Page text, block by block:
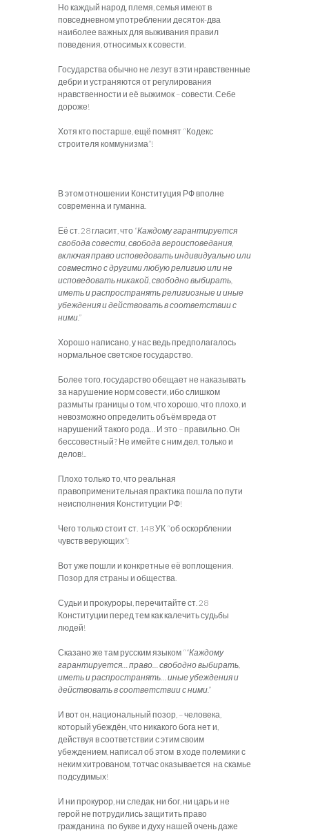
Но каждый народ, племя, семья имеют в
повседневном употреблении десяток-два
наиболее важных для выживания правил
поведения, относимых к совести.
Государства обычно не лезут в эти нравственные
дебри и устраняются от регулирования
нравственности и её выжимок – совести. Себе
дороже!
Хотя кто постарше, ещё помнят “Кодекс
строителя коммунизма”!
В этом отношении Конституция РФ вполне
современна и гуманна.
Её ст. 28 гласит, что “Каждому гарантируется
свобода совести, свобода вероисповедания,
включая право исповедовать индивидуально или
совместно с другими любую религию или не
исповедовать никакой, свободно выбирать,
иметь и распространять религиозные и иные
убеждения и действовать в соответствии с
ними.”
Хорошо написано, у нас ведь предполагалось
нормальное светское государство.
Более того, государство обещает не наказывать
за нарушение норм совести, ибо слишком
размыты границы о том, что хорошо, что плохо, и
невозможно определить объём вреда от
нарушений такого рода… И это – правильно. Он
бессовестный? Не имейте с ним дел, только и
делов!..
Плохо только то, что реальная
правоприменительная практика пошла по пути
неисполнения Конституции РФ!
Чего только стоит ст. 148 УК “об оскорблении
чувств верующих”!
Вот уже пошли и конкретные её воплощения.
Позор для страны и общества.
Судьи и прокуроры, перечитайте ст. 28
Конституции перед тем как калечить судьбы
людей!
Сказано же там русским языком ““Каждому
гарантируется… право… свободно выбирать,
иметь и распространять… иные убеждения и
действовать в соответствии с ними.”
И вот он, национальный позор, – человека,
который убеждён, что никакого бога нет и,
действуя в соответствии с этим своим
убеждением, написал об этом в ходе полемики с
неким хитрованом, тотчас оказывается на скамье
подсудимых!
И ни прокурор, ни следак, ни бог, ни царь и не
герой не потрудились защитить право
гражданина по букве и духу нашей очень даже